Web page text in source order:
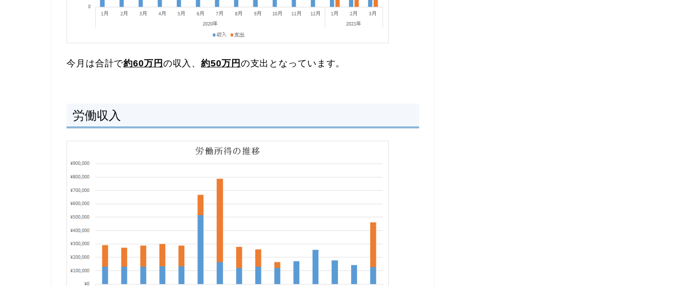
今月は合計で約60万円 の収入、約50万円 の支出となっています。
労働収入